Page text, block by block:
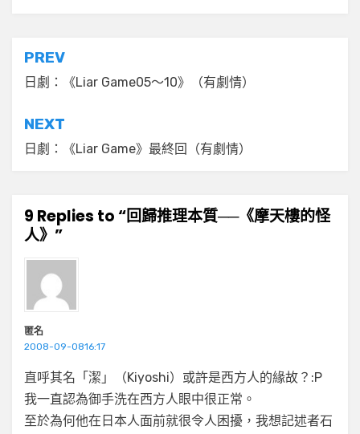
文
章
導
覽
PREV
日劇：《Liar Game05～10》（有劇情）
NEXT
日劇：《Liar Game》最終回（有劇情）
9 Replies to “回歸推理本質──《摩天樓的怪
人》”
匿名
2008-09-0816:17
直呼其名「潔」（Kiyoshi）或許是西方人的緣故？:P
我一直認為御手洗在西方人眼中很正常。
至於為何他在日本人面前就很令人困擾，我想記述者石